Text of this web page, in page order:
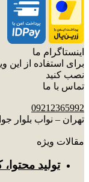
اینستاگرام ما
برای استفاده از این
نصب کنید
تماس با ما
09212365992
تهران – نواب بلوار
مقالات ویژه
توليد محتوا،